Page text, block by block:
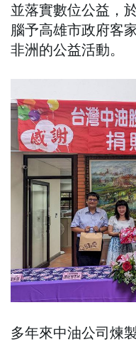
並落實數位公益，
腦予高雄市政府客
非洲的公益活動。
多年來中油公司煉